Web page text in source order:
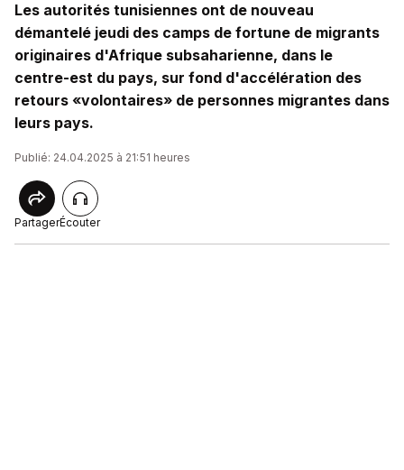
Les autorités tunisiennes ont de nouveau
démantelé jeudi des camps de fortune de migrants
originaires d'Afrique subsaharienne, dans le
centre-est du pays, sur fond d'accélération des
retours «volontaires» de personnes migrantes dans
leurs pays.
Publié: 24.04.2025 à 21:51 heures
PartagerÉcouter